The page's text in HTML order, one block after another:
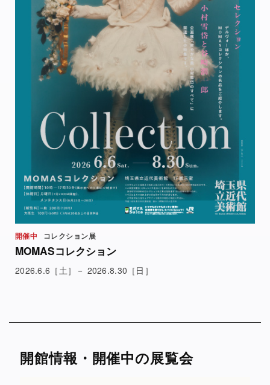
開催中 コレクション展
MOMASコレクション
2026.6.6［土］－ 2026.8.30［日］
開館情報・開催中の展覧会